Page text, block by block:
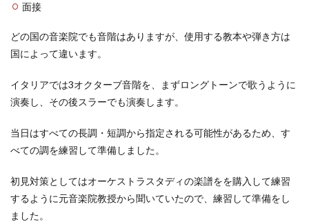
面接
どの国の音楽院でも音階はありますが、使用する教本や弾き方は
国によって違います。
イタリアでは3オクターブ音階を、まずロングトーンで歌うように
演奏し、その後スラーでも演奏します。
当日はすべての長調・短調から指定される可能性があるため、す
べての調を練習して準備しました。
初見対策としてはオーケストラスタディの楽譜をを購入して練習
するように元音楽院教授から聞いていたので、練習して準備をし
ました。